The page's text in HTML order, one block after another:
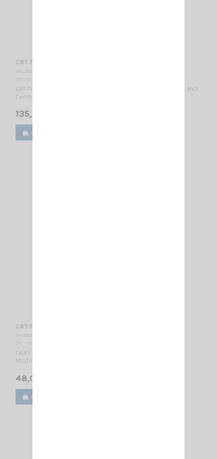
CRT 7WP - VHF-BELGIQUE
PM_000435
CRT - SUPERSTAR
CRT 7WP - VHF-B VERSION AGRÉE POUR LA CHASSE EN BELGIQUE IP67
Certification Rapport n° TW1011029
135,00 €
Ajouter au panier
CRT FP 00 JAUNE
PM 000775
CRT - SUPERSTAR
TALKY WALKY RADIO AMATEUR BIBANDE - AFFICHEUR BLEU
MULTICOULEURS
48,00 €
Ajouter au panier